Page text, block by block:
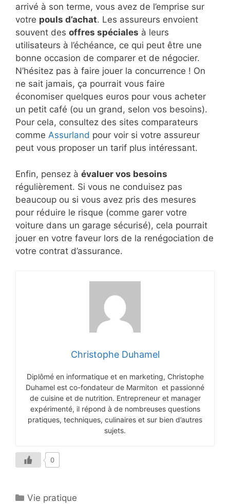
arrivé à son terme, vous avez de l’emprise sur
votre pouls d’achat. Les assureurs envoient
souvent des offres spéciales à leurs
utilisateurs à l’échéance, ce qui peut être une
bonne occasion de comparer et de négocier.
N’hésitez pas à faire jouer la concurrence ! On
ne sait jamais, ça pourrait vous faire
économiser quelques euros pour vous acheter
un petit café (ou un grand, selon vos besoins).
Pour cela, consultez des sites comparateurs
comme Assurland pour voir si votre assureur
peut vous proposer un tarif plus intéressant.
Enfin, pensez à évaluer vos besoins
régulièrement. Si vous ne conduisez pas
beaucoup ou si vous avez pris des mesures
pour réduire le risque (comme garer votre
voiture dans un garage sécurisé), cela pourrait
jouer en votre faveur lors de la renégociation de
votre contrat d’assurance.
Christophe Duhamel
Diplômé en informatique et en marketing, Christophe
Duhamel est co-fondateur de Marmiton et passionné
de cuisine et de nutrition. Entrepreneur et manager
expérimenté, il répond à de nombreuses questions
pratiques, techniques, culinaires et sur bien d’autres
sujets.
0
Catégories
Vie pratique